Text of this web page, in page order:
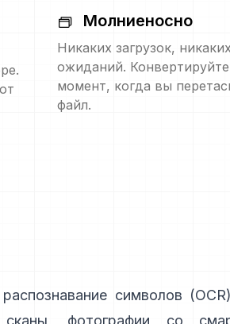
Молниеносно
Никаких загрузок, никаких
ожиданий.
момент, когда вы
файл.
символов (OCR
фотографии со